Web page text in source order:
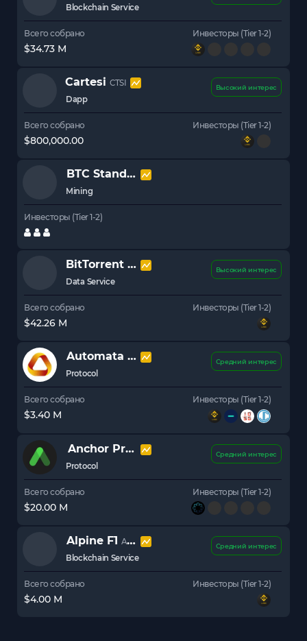
Blockchain Service
Всего собрано
$34.73 M
Инвесторы (Tier 1-2)
Cartesi CTSI
Dapp
Высокий интерес
Всего собрано
$800,000.00
Инвесторы (Tier 1-2)
BTC Standard Hashrate
Mining
Инвесторы (Tier 1-2)
BitTorrent BTT
Data Service
Высокий интерес
Всего собрано
$42.26 M
Инвесторы (Tier 1-2)
Automata ATA
Protocol
Средний интерес
Всего собрано
$3.40 M
Инвесторы (Tier 1-2)
Anchor Protocol
Protocol
Средний интерес
Всего собрано
$20.00 M
Инвесторы (Tier 1-2)
Alpine F1 ALPINE
Blockchain Service
Средний интерес
Всего собрано
$4.00 M
Инвесторы (Tier 1-2)